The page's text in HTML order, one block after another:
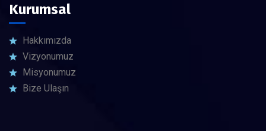
Kurumsal
Hakkımızda
Vizyonumuz
Misyonumuz
Bize Ulaşın